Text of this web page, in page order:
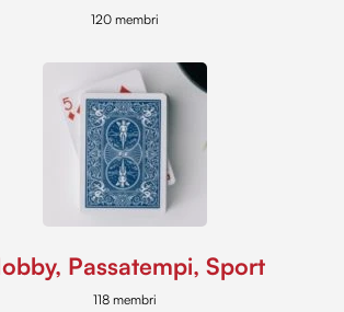
120 membri
Passatempi, Sport
118 membri